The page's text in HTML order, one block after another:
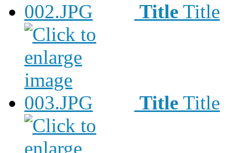
Title Title
Title Title